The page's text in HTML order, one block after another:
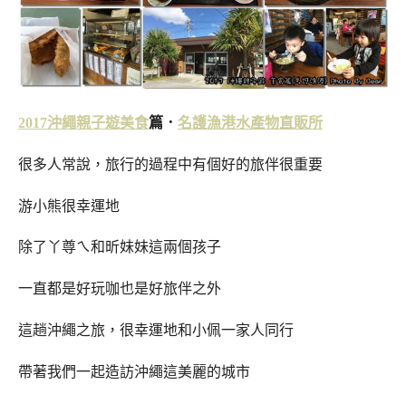
2017沖繩親子遊美食篇． 名護漁港水產物直販所
很多人常說，旅行的過程中有個好的旅伴很重要
游小熊很幸運地
除了丫尊ㄟ和昕妹妹這兩個孩子
一直都是好玩咖也是好旅伴之外
這趟沖繩之旅，很幸運地和小佩一家人同行
帶著我們一起造訪沖繩這美麗的城市